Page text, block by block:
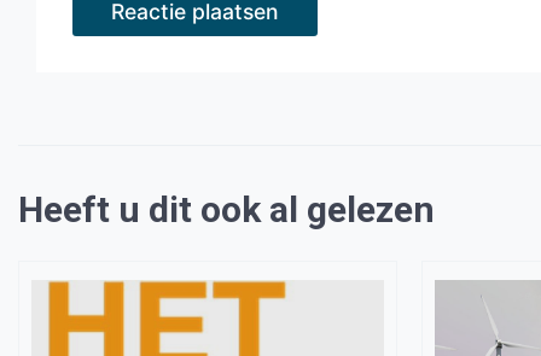
Heeft u dit ook al gelezen